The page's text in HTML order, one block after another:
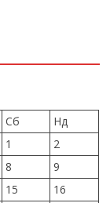
Сб
Нд
1
2
8
9
15
16